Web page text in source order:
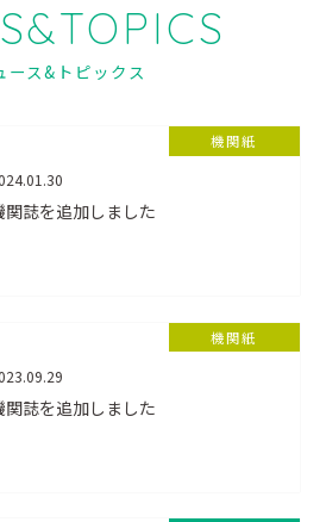
ース&トピックス
機関紙
関誌を追加しました
機関紙
関誌を追加しました